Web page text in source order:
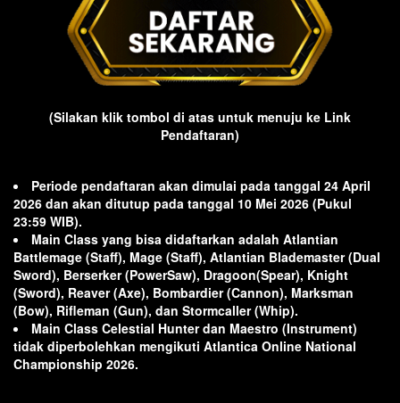
(Silakan klik tombol di atas untuk menuju ke Link
Pendaftaran)
Periode pendaftaran akan dimulai pada tanggal 24 April
2026 dan akan ditutup pada tanggal 10 Mei 2026 (Pukul
23:59 WIB).
Main Class yang bisa didaftarkan adalah Atlantian
Battlemage (Staff), Mage (Staff), Atlantian Blademaster (Dual
Sword), Berserker (PowerSaw), Dragoon(Spear), Knight
(Sword), Reaver (Axe), Bombardier (Cannon), Marksman
(Bow), Rifleman (Gun), dan Stormcaller (Whip).
Main Class Celestial Hunter dan Maestro (Instrument)
tidak diperbolehkan mengikuti Atlantica Online National
Championship 2026.